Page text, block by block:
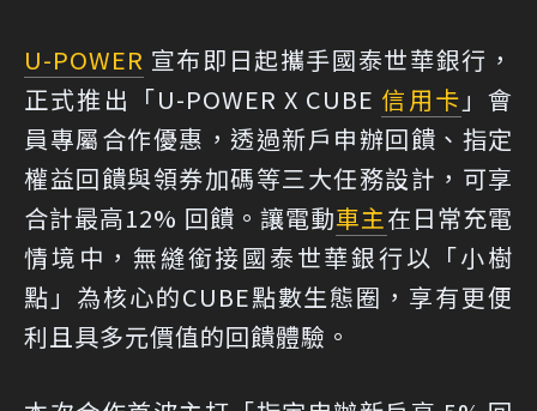
U-POWER 宣布即日起攜手國泰世華銀行，
正式推出「U-POWER X CUBE 信用卡 」會
員專屬合作優惠，透過新戶申辦回饋、指定
權益回饋與領券加碼等三大任務設計，可享
合計最高12% 回饋。讓電動車主在日常充電
情境中，無縫銜接國泰世華銀行以「小樹
點」為核心的CUBE點數生態圈，享有更便
利且具多元價值的回饋體驗。